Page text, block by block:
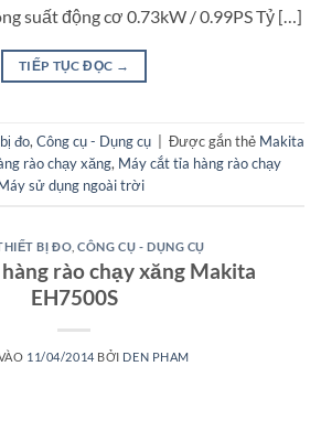
suất động cơ 0.73kW / 0.99PS Tỷ […]
TIẾP TỤC ĐỌC →
đo, Công cụ - Dụng cụ Được gắn thẻ Makita
rào chạy xăng, Máy cắt tỉa hàng rào chạy
sử dụng ngoài trời
BỊ ĐO ,CÔNG CỤ - DỤNG CỤ
rào chạy xăng Makita
EH7500S
11/04/2014 BỞI DEN PHAM